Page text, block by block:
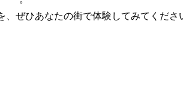
、ぜひあなたの街で体験してみてくださ